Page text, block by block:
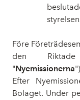
Före
den Riktade
"Nyemissionerna
Efter
Bolaget. Under